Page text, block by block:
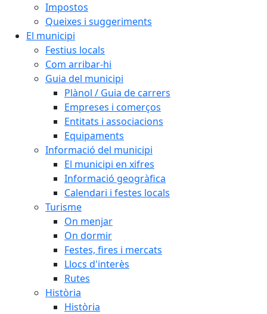
Impostos
Queixes i suggeriments
El municipi
Festius locals
Com arribar-hi
Guia del municipi
Plànol / Guia de carrers
Empreses i comerços
Entitats i associacions
Equipaments
Informació del municipi
El municipi en xifres
Informació geogràfica
Calendari i festes locals
Turisme
On menjar
On dormir
Festes, fires i mercats
Llocs d'interès
Rutes
Història
Història